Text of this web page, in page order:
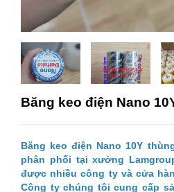
Băng keo điện Nano
Băng keo điện Nano 10Y
phân phối tại xưởng
được nhiều công ty và cửa
Công ty chúng tôi cung cấp